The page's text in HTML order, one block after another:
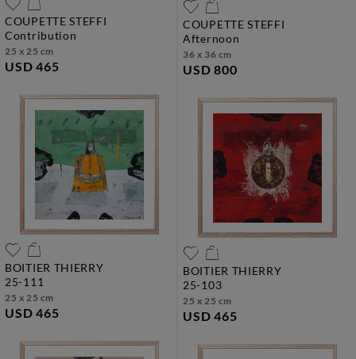
COUPETTE STEFFI
contribution
25 x 25 cm
USD 465
COUPETTE STEFFI
afternoon
36 x 36 cm
USD 800
BOITIER THIERRY
25-111
25 x 25 cm
USD 465
BOITIER THIERRY
25-103
25 x 25 cm
USD 465